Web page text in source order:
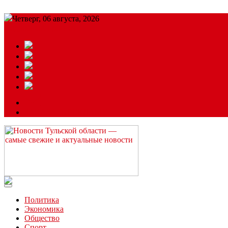
Четверг, 06 августа, 2026
Читайте последние новости дня в Тульской области на сайте
Политика
Экономика
Общество